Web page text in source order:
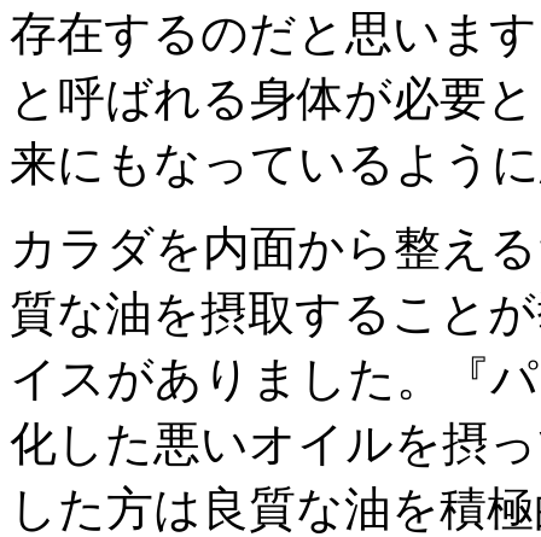
存在するのだと思いま
と呼ばれる身体が必要
来にもなっているよう
カラダを内面から整え
質な油を摂取すること
イスがありました。『
化した悪いオイルを摂
した方は良質な油を積